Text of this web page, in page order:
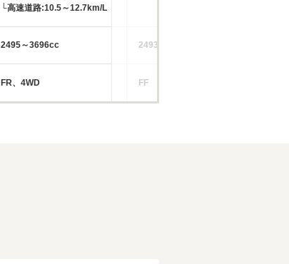
└高速道路:10.5～12.7km/L
2495～3696cc
FR、4WD
2493cc
FF